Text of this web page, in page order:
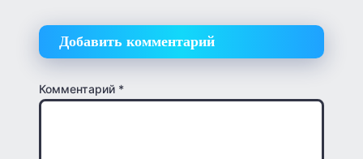
Добавить комментарий
Комментарий *